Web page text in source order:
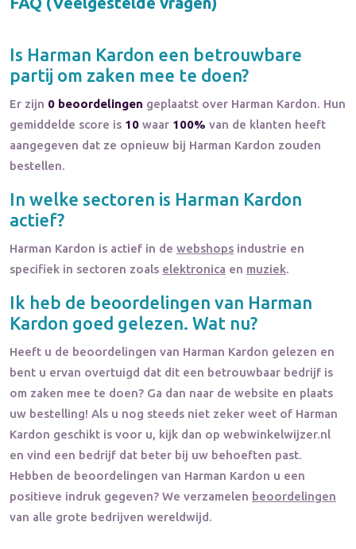
Is Harman Kardon een betrouwbare
partij om zaken mee te doen?
Er zijn 0 beoordelingen geplaatst over Harman Kardon. Hun
gemiddelde score is 10 waar 100% van de klanten heeft
aangegeven dat ze opnieuw bij Harman Kardon zouden
bestellen.
In welke sectoren is Harman Kardon
actief?
Harman Kardon is actief in de webshops industrie en
specifiek in sectoren zoals elektronica en muziek.
Ik heb de beoordelingen van Harman
Kardon goed gelezen. Wat nu?
Heeft u de beoordelingen van Harman Kardon gelezen en
bent u ervan overtuigd dat dit een betrouwbaar bedrijf is
om zaken mee te doen? Ga dan naar de website en plaats
uw bestelling! Als u nog steeds niet zeker weet of Harman
Kardon geschikt is voor u, kijk dan op webwinkelwijzer.nl
en vind een bedrijf dat beter bij uw behoeften past.
Hebben de beoordelingen van Harman Kardon u een
positieve indruk gegeven? We verzamelen beoordelingen
van alle grote bedrijven wereldwijd.